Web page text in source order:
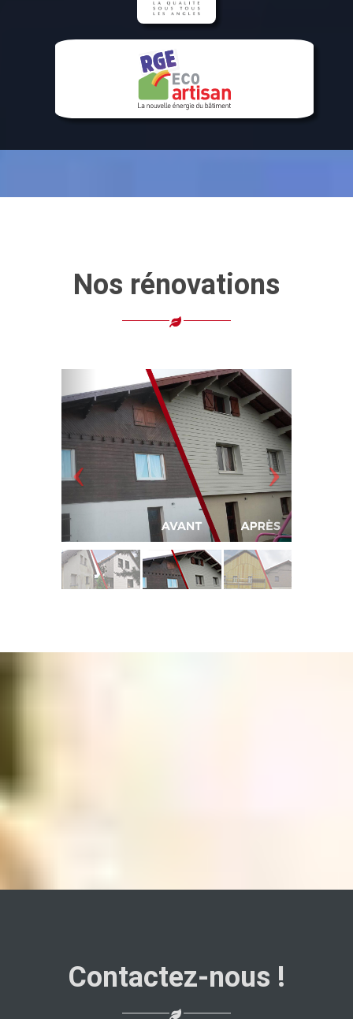
Nos rénovations
Contactez-nous !